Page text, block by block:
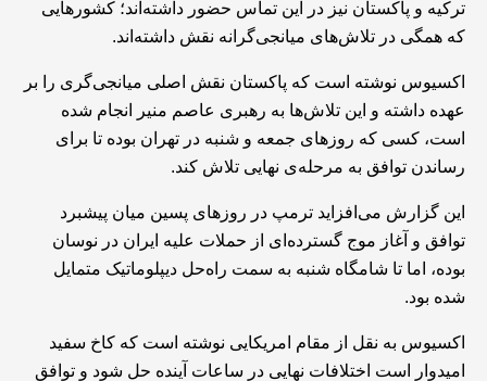
ترکیه و پاکستان نیز در این تماس حضور داشته‌اند؛ کشورهایی
که همگی در تلاش‌های میانجی‌گرانه نقش داشته‌اند.
اکسیوس نوشته است که پاکستان نقش اصلی میانجی‌گری را بر
عهده داشته و این تلاش‌ها به رهبری عاصم منیر انجام شده
است، کسی که روزهای جمعه و شنبه در تهران بوده تا برای
رساندن توافق به مرحله‌ی نهایی تلاش کند.
این گزارش می‌افزاید ترمپ در روزهای پسین میان پیشبرد
توافق و آغاز موج گسترده‌ای از حملات علیه ایران در نوسان
بوده، اما تا شامگاه شنبه به سمت راه‌حل دیپلوماتیک متمایل
شده بود.
اکسیوس به نقل از مقام امریکایی نوشته است که کاخ سفید
امیدوار است اختلافات نهایی در ساعات آینده حل شود و توافق